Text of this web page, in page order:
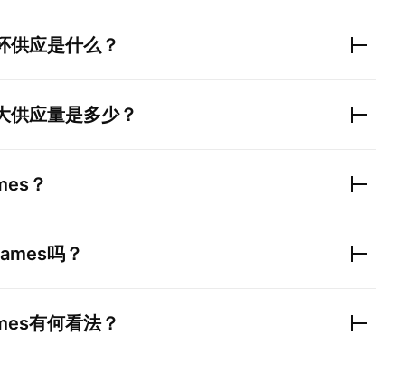
供应是什么？
供应量是多少？
？
吗？
有何看法？